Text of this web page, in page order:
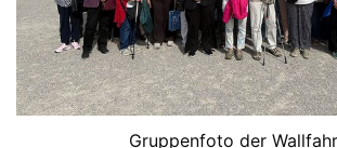
Gruppenfoto der